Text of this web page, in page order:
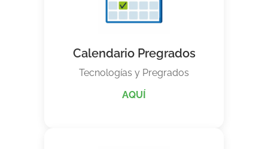
Calendario Pregrados
Tecnologías y Pregrados
AQUÍ